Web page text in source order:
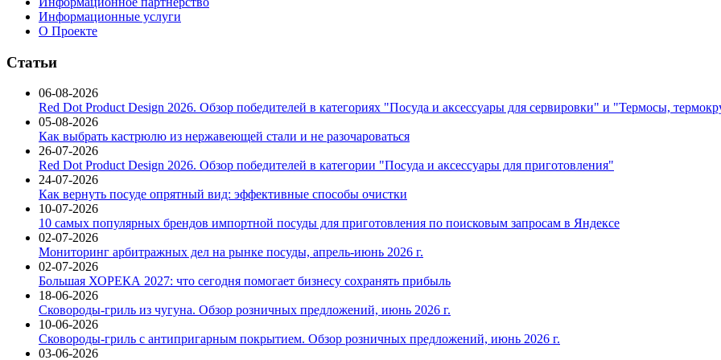
Информационные услуги
О Проекте
Статьи
06-08-2026
Red Dot Product Design 2026. Обзор победителей в категориях "Посуда и аксессуары для сервировки" и "Термосы,
05-08-2026
Как выбрать кастрюлю из нержавеющей стали и не разочароваться
26-07-2026
Red Dot Product Design 2026. Обзор победителей в категории "Посуда и аксессуары для приготовления"
24-07-2026
Как вернуть посуде опрятный вид: эффективные способы очистки
10-07-2026
10 самых популярных брендов импортной посуды для приготовления по поисковым запросам в Яндексе
02-07-2026
Мониторинг арбитражных дел на рынке посуды, апрель-июнь 2026 г.
02-07-2026
Большая ХОРЕКА 2027: что сегодня помогает бизнесу сохранять прибыль
18-06-2026
Сковороды-гриль из чугуна. Обзор розничных предложений, июнь 2026 г.
10-06-2026
Сковороды-гриль с антипригарным покрытием. Обзор розничных предложений, июнь 2026 г.
03-06-2026